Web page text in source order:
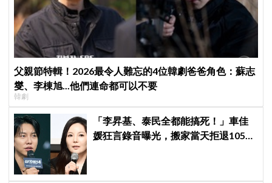
父親節特輯！2026最令人難忘的4位韓劇爸爸角色：蘇志
燮、李棟旭...他們連命都可以不要
韓劇
「李昇基、泰民全都能搞死！」車佳
媛狂言錄音曝光，搬家當天拒退105億